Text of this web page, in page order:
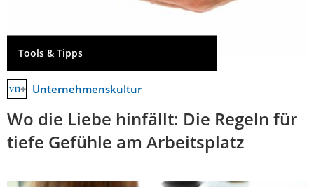
Tools & Tipps
Unternehmenskultur
Wo die Liebe hinfällt: Die Regeln für
tiefe Gefühle am Arbeitsplatz